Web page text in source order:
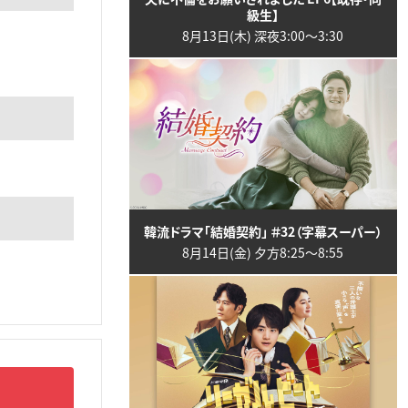
級生】
8月13日(木) 深夜3:00〜3:30
韓流ドラマ「結婚契約」 ＃32（字幕スーパー）
8月14日(金) 夕方8:25〜8:55